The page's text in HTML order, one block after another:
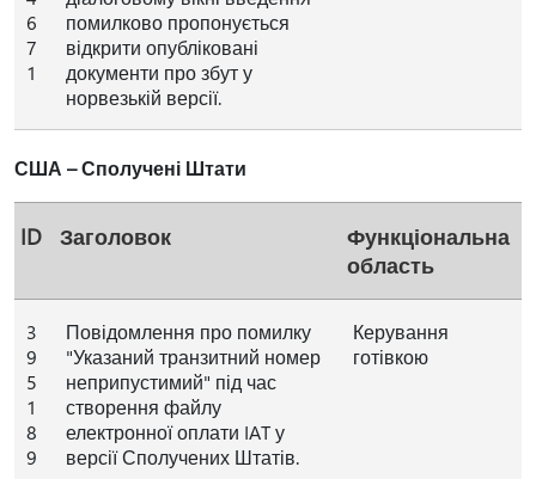
6
7
1
помилково пропонується
відкрити опубліковані
документи про збут у
норвезькій версії.
США – Сполучені Штати
ID Заголовок
Функціональна
область
3
9
5
1
8
9
Повідомлення про помилку
"Указаний транзитний номер
неприпустимий" під час
створення файлу
електронної оплати IAT у
версії Сполучених Штатів.
Керування
готівкою